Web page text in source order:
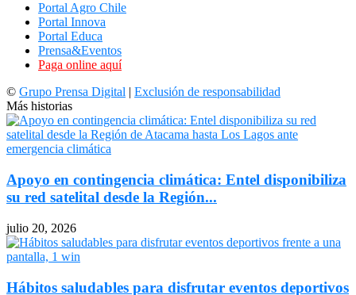
Portal Agro Chile
Portal Innova
Portal Educa
Prensa&Eventos
Paga online aquí
© Grupo Prensa Digital | Exclusión de responsabilidad
Más historias
Apoyo en contingencia climática: Entel disponibiliza
su red satelital desde la Región...
julio 20, 2026
Hábitos saludables para disfrutar eventos deportivos